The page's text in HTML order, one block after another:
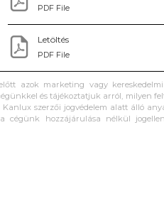
PDF File
Letöltés
PDF File
azok marketing vagy
és tájékoztatjuk arról, milyen
szerzői jogvédelem alatt álló
cégünk hozzájárulása nélkül